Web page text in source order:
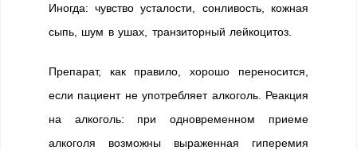
Иногда: чувство усталости, сонливость, кожная
сыпь, шум в ушах, транзиторный лейкоцитоз.
Препарат, как правило, хорошо переносится,
если пациент не употребляет алкоголь. Реакция
на алкоголь: при одновременном приеме
алкоголя возможны выраженная гиперемия